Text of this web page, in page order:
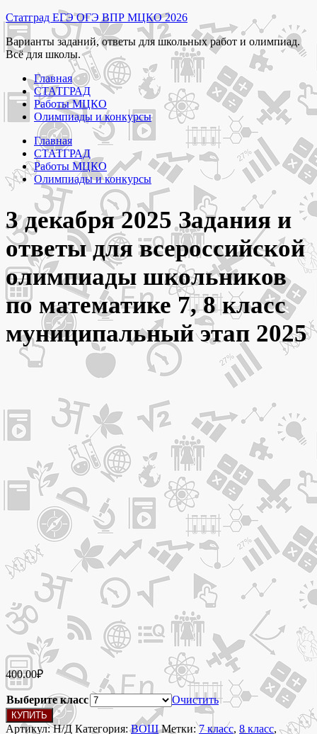
Перейти
к
содержимому
Статград ЕГЭ ОГЭ ВПР МЦКО 2026
Варианты заданий, ответы для школьных работ и олимпиад.
Всё для школы.
Главная
СТАТГРАД
Работы МЦКО
Олимпиады и конкурсы
Главная
СТАТГРАД
Работы МЦКО
Олимпиады и конкурсы
3 декабря 2025 Задания и
ответы для всероссийской
олимпиады школьников
по математике 7, 8 класс
муниципальный этап 2025
400.00₽
Выберите класс
Очистить
Количество
товара
КУПИТЬ
Артикул:Н/Д Категория:ВОШ Метки:7 класс, 8 класс,